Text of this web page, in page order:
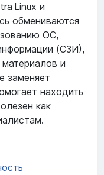
Linux и
обмениваются
ОС,
(СЗИ),
и
заменяет
находить
как